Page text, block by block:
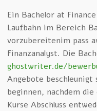
Ein Bachelor at
Laufbahn im Bereich
vorzubereitenim pass
Finanzanalyst. Die
ghostwriter.de/
Angebote beschleunigt
beginnen, nachdem
Kurse Abschluss